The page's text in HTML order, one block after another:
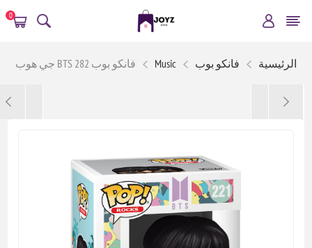
0
الرئيسية فانكو بوب Music فانكو بوب BTS 282 جي هوب